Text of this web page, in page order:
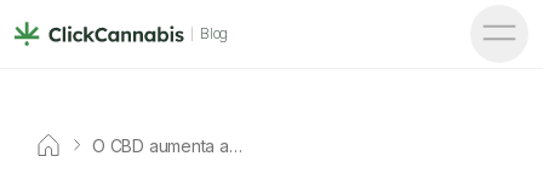
Blog
O CBD aumenta a